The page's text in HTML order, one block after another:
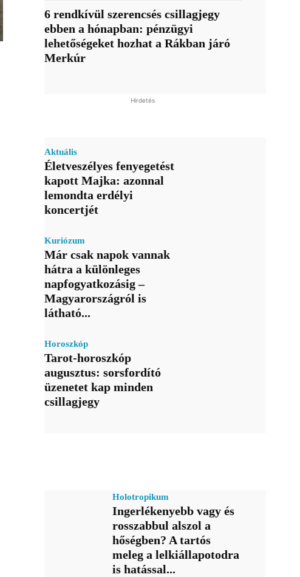
6 rendkívül szerencsés csillagjegy
ebben a hónapban: pénzügyi
lehetőségeket hozhat a Rákban járó
Merkúr
Hirdetés
Aktuális
Életveszélyes fenyegetést
kapott Majka: azonnal
lemondta erdélyi
koncertjét
Kuriózum
Már csak napok vannak
hátra a különleges
napfogyatkozásig –
Magyarországról is
látható...
Horoszkóp
Tarot-horoszkóp
augusztus: sorsfordító
üzenetet kap minden
csillagjegy
Holotropikum
Ingerlékenyebb vagy és
rosszabbul alszol a
hőségben? A tartós
meleg a lelkiállapotodra
is hatással...